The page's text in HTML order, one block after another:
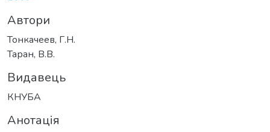
Автори
Тонкачеев, Г.Н.
Таран, В.В.
Видавець
КНУБА
Анотація